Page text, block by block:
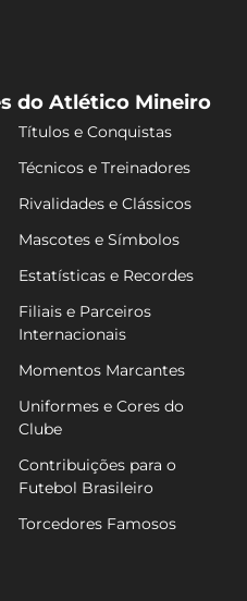
do Atlético Mineiro
Títulos e Conquistas
Técnicos e Treinadores
Rivalidades e Clássicos
Mascotes e Símbolos
Estatísticas e Recordes
Filiais e Parceiros
Internacionais
Momentos Marcantes
Uniformes e Cores do
Clube
Contribuições para o
Futebol Brasileiro
Torcedores Famosos